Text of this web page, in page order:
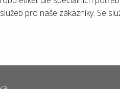
pro naše zákazníky. Se